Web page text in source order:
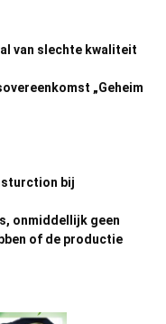
van slechte kwaliteit
„Geheim
bij
onmiddellijk geen
of de productie